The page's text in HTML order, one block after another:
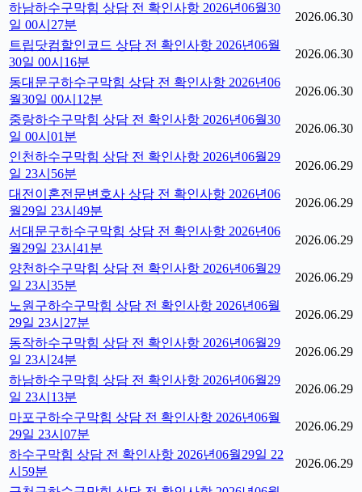
하남하수구막힘 상담 전 확인사항 2026년06월30
일 00시27분
2026.06.30
트립닷컴할인코드 상담 전 확인사항 2026년06월
30일 00시16분
2026.06.30
동대문구하수구막힘 상담 전 확인사항 2026년06
월30일 00시12분
2026.06.30
중랑하수구막힘 상담 전 확인사항 2026년06월30
일 00시01분
2026.06.30
인천하수구막힘 상담 전 확인사항 2026년06월29
일 23시56분
2026.06.29
대전이혼전문변호사 상담 전 확인사항 2026년06
월29일 23시49분
2026.06.29
서대문구하수구막힘 상담 전 확인사항 2026년06
월29일 23시41분
2026.06.29
양천하수구막힘 상담 전 확인사항 2026년06월29
일 23시35분
2026.06.29
노원구하수구막힘 상담 전 확인사항 2026년06월
29일 23시27분
2026.06.29
동작하수구막힘 상담 전 확인사항 2026년06월29
일 23시24분
2026.06.29
하남하수구막힘 상담 전 확인사항 2026년06월29
일 23시13분
2026.06.29
마포구하수구막힘 상담 전 확인사항 2026년06월
29일 23시07분
2026.06.29
하수구막힘 상담 전 확인사항 2026년06월29일 22
시59분
2026.06.29